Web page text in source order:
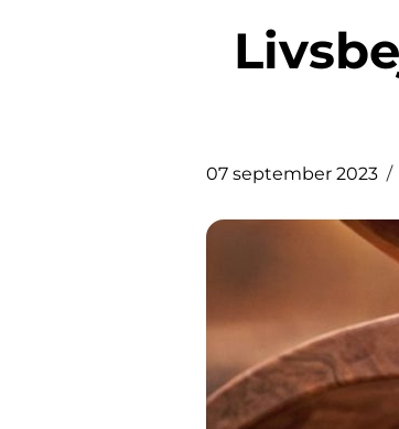
Livsbejakande: Att omfamna
07 september 2023